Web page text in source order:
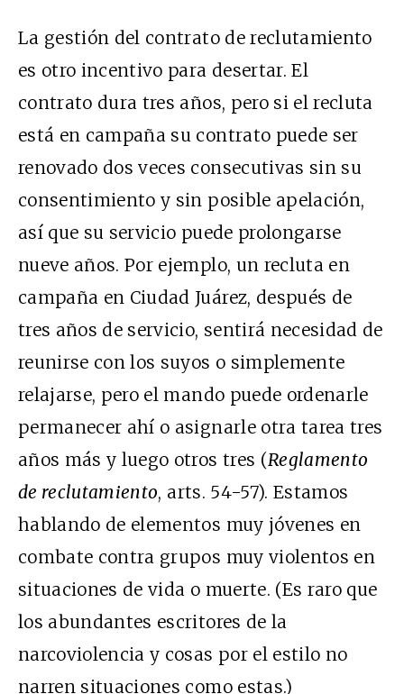
La gestión del contrato de reclutamiento
es otro incentivo para desertar. El
contrato dura tres años, pero si el recluta
está en campaña su contrato puede ser
renovado dos veces consecutivas sin su
consentimiento y sin posible apelación,
así que su servicio puede prolongarse
nueve años. Por ejemplo, un recluta en
campaña en Ciudad Juárez, después de
tres años de servicio, sentirá necesidad de
reunirse con los suyos o simplemente
relajarse, pero el mando puede ordenarle
permanecer ahí o asignarle otra tarea tres
años más y luego otros tres (Reglamento
de reclutamiento, arts. 54-57). Estamos
hablando de elementos muy jóvenes en
combate contra grupos muy violentos en
situaciones de vida o muerte. (Es raro que
los abundantes escritores de la
narcoviolencia y cosas por el estilo no
narren situaciones como estas.)